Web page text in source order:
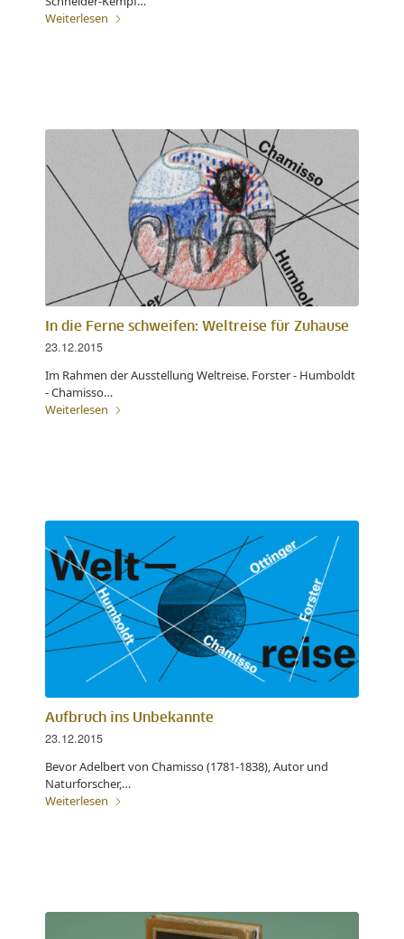
Weiterlesen
In die Ferne schweifen: Weltreise für Zuhause
23.12.2015
Im Rahmen der Ausstellung Weltreise. Forster - Humboldt
- Chamisso…
Weiterlesen
Aufbruch ins Unbekannte
23.12.2015
Bevor Adelbert von Chamisso (1781-1838), Autor und
Naturforscher,…
Weiterlesen